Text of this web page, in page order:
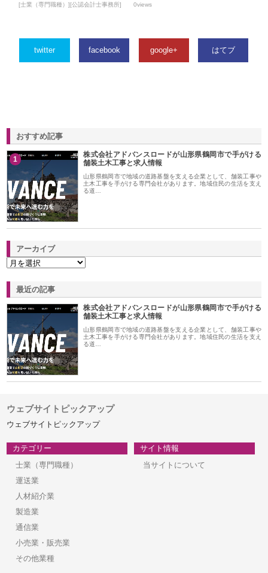
[士業（専門職種）][公認会計士事務所] 0views
twitter facebook google+ はてブ
おすすめ記事
1
株式会社アドバンスロードが山形県鶴岡市で手がける
舗装土木工事と求人情報
山形県鶴岡市で地域の道路基盤を支える企業として、舗装工事や
土木工事を手がける専門会社があります。地域住民の生活を支え
る道…
アーカイブ
最近の記事
株式会社アドバンスロードが山形県鶴岡市で手がける
舗装土木工事と求人情報
山形県鶴岡市で地域の道路基盤を支える企業として、舗装工事や
土木工事を手がける専門会社があります。地域住民の生活を支え
る道…
ウェブサイトピックアップ
ウェブサイトピックアップ
カテゴリー
士業（専門職種）
運送業
人材紹介業
製造業
通信業
小売業・販売業
その他業種
サイト情報
当サイトについて